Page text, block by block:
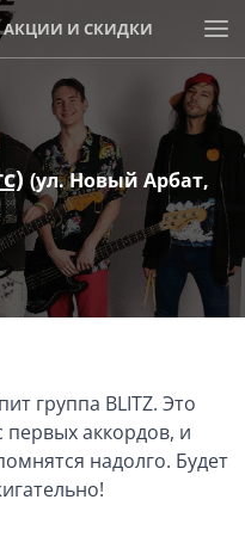
АКЦИИ И СКИДКИ
(ул. Новый Арбат,
группа BLITZ. Это
первых аккордов, и
надолго. Будет